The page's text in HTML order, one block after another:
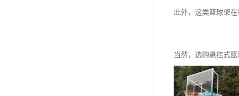
此外，这类篮球架
当然，选购悬挂式